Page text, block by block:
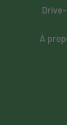
À